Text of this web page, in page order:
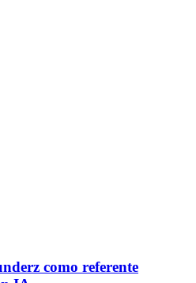
como referente